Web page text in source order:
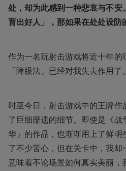
处，却为此感到一种悲哀与不
育出好人」，那如果在处处设防
作为一名玩射击游戏将近十年
「障眼法」已经对我失去作用了。
时至今日，射击游戏中的王牌
了巨细靡遗的细节。即使是《
华」的作品，也渐渐用上了鲜明
了不少苦心，但在关卡中，我
意味着不论场景如何真实美丽